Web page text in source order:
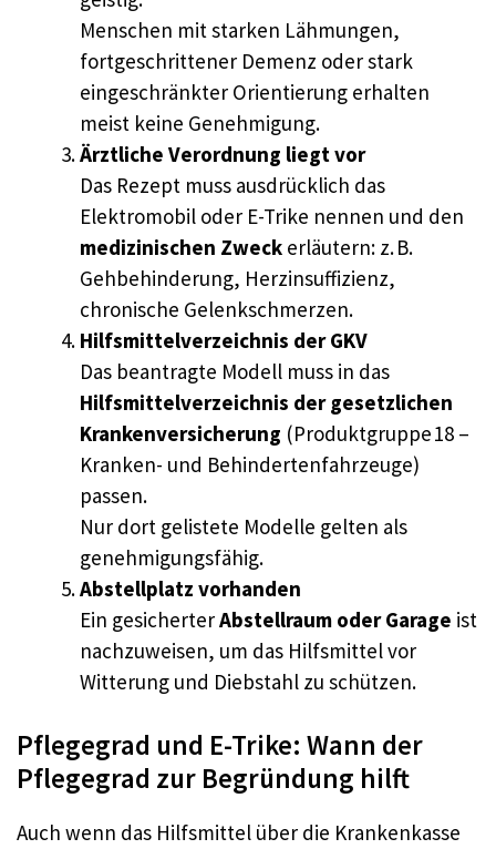
Menschen mit starken Lähmungen,
fortgeschrittener Demenz oder stark
eingeschränkter Orientierung erhalten
meist keine Genehmigung.
Ärztliche Verordnung liegt vor
Das Rezept muss ausdrücklich das
Elektromobil oder E-Trike nennen und den
medizinischen Zweck erläutern: z. B.
Gehbehinderung, Herzinsuffizienz,
chronische Gelenkschmerzen.
Hilfsmittelverzeichnis der GKV
Das beantragte Modell muss in das
Hilfsmittelverzeichnis der gesetzlichen
Krankenversicherung (Produktgruppe 18 –
Kranken- und Behindertenfahrzeuge)
passen.
Nur dort gelistete Modelle gelten als
genehmigungsfähig.
Abstellplatz vorhanden
Ein gesicherterAbstellraum oder Garage ist
nachzuweisen, um das Hilfsmittel vor
Witterung und Diebstahl zu schützen.
Pflegegrad und E-Trike: Wann der
Pflegegrad zur Begründung hilft
Auch wenn das Hilfsmittel über die Krankenkasse